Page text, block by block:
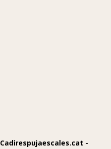
Cadirespujaescales.cat -